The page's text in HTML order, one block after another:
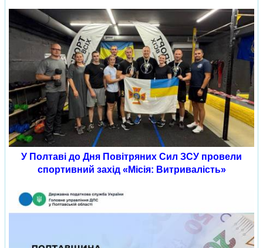
У Полтаві до Дня Повітряних Сил ЗСУ провели
спортивний захід «Місія: Витривалість»